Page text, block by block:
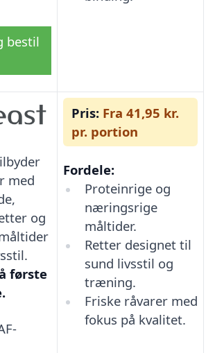
bestil
med
og
første
Pris: Fra 41,95 kr.
pr. portion
Fordele:
Proteinrige og
næringsrige
måltider.
Retter designet til
sund livsstil og
træning.
Friske råvarer med
fokus på kvalitet.